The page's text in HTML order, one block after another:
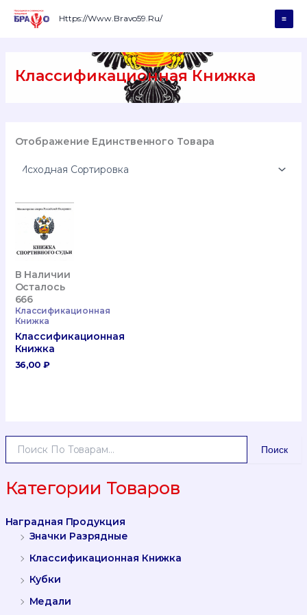
Содержимому
Https://www.bravo59.ru/
А
Т
:
Поиск
Категории Товаров
Наградная Продукция
Значки Разрядные
Классификационная Книжка
Кубки
Медали
Классификационная Книжка
Отображение Единственного Товара
В Наличии
Осталось
666
Классификационная
Книжка
Классификационная
Книжка
36,00 ₽